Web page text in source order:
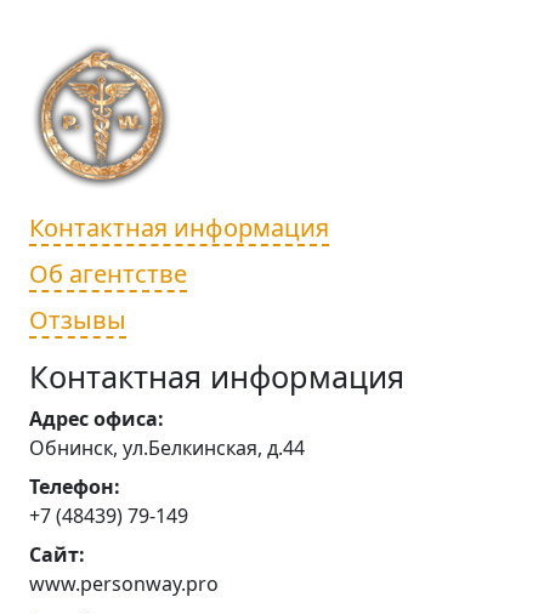
Контактная информация
Об агентстве
Отзывы
Контактная информация
Адрес офиса:
Обнинск, ул.Белкинская, д.44
Телефон:
+7 (48439) 79-149
Сайт:
www.personway.pro